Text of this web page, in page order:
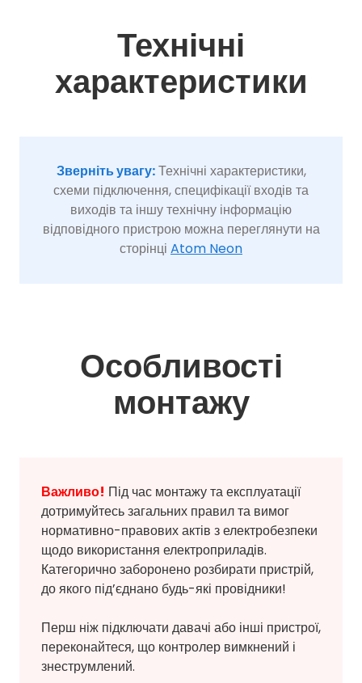
Технічні
характеристики
Зверніть увагу:Технічні характеристики,
схеми підключення, специфікації входів та
виходів та іншу технічну інформацію
відповідного пристрою можна переглянути на
сторінці Atom Neon
Особливості
монтажу
Важливо! Під час монтажу та експлуатації
дотримуйтесь загальних правил та вимог
нормативно-правових актів з електробезпеки
щодо використання електроприладів.
Категорично заборонено розбирати пристрій,
до якого під’єднано будь-які провідники!
Перш ніж підключати давачі або інші пристрої,
переконайтеся, що контролер вимкнений і
знеструмлений.